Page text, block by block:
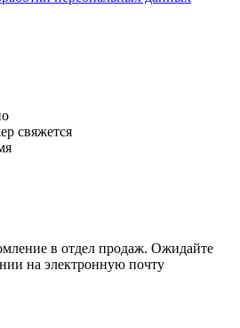
свяжется
в отдел продаж. Ожидайте
на электронную почту